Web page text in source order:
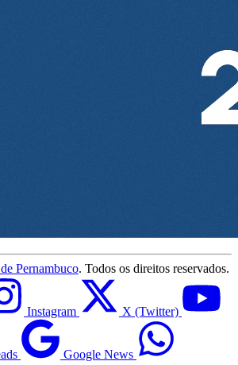
Pernambuco. Todos os direitos reservados.
Instagram X (Twitter)
Google News